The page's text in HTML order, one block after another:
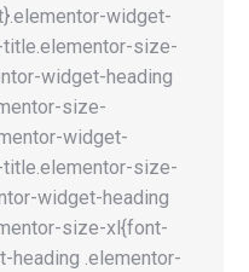
widget-
title.elementor-size-
widget-heading
size-
widget-
title.elementor-size-
widget-heading
size-xl{font-
heading .elementor-